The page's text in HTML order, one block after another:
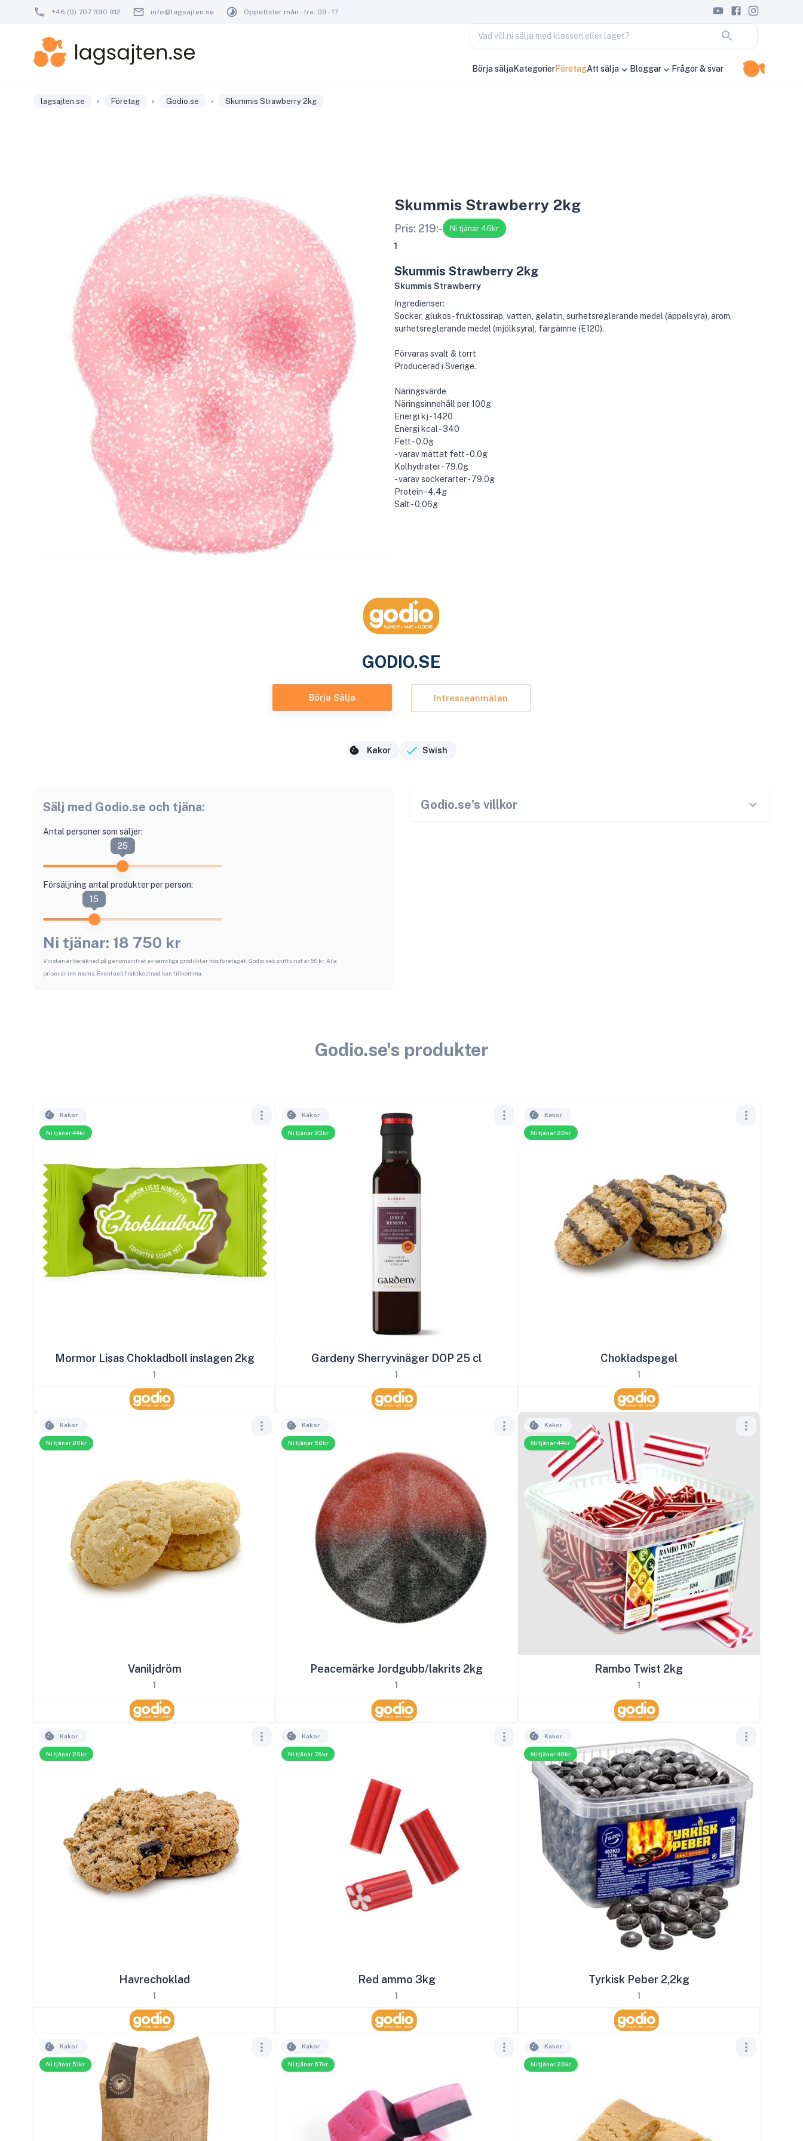
+46 (0) 707 390 912 info@lagsajten.se Öppettider mån - fre: 09 - 17
Vad vill ni sälja med klassen eller laget?
Börja säljaKategorierFöretagAtt sälja Bloggar Frågor & svar
lagsajten.se › Företag › Godio.se › Skummis Strawberry 2kg
Skummis Strawberry 2kg
Pris: 219:- Ni tjänar 46kr
1
Skummis Strawberry 2kg
Skummis Strawberry
Ingredienser:
Socker, glukos-fruktossirap, vatten, gelatin, surhetsreglerande medel (äppelsyra), arom,
surhetsreglerande medel (mjölksyra), färgämne (E120).
Förvaras svalt & torrt
Producerad i Sverige.
Näringsvärde
Näringsinnehåll per 100g
Energi kj - 1420
Energi kcal - 340
Fett - 0.0g
- varav mättat fett - 0.0g
Kolhydrater - 79.0g
- varav sockerarter - 79.0g
Protein - 4.4g
Salt - 0.06g
GODIO.SE
Börja Sälja Intresseanmälan
Kakor Swish
Sälj med Godio.se och tjäna:
Antal personer som säljer:
25
Försäljning antal produkter per person:
15
Ni tjänar: 18 750 kr
Vinsten är beräknad på genomsnittet av samtliga produkter hos företaget. Godio.se's snittvinst är 50 kr. Alla
priser är ink moms. Eventuell fraktkostnad kan tillkomma.
Godio.se's villkor
Godio.se's produkter
Ni tjänar 44kr
Kakor
Mormor Lisas Chokladboll inslagen 2kg
1
Ni tjänar 23kr
Kakor
Gardeny Sherryvinäger DOP 25 cl
1
Ni tjänar 20kr
Kakor
Chokladspegel
1
Ni tjänar 20kr
Kakor
Vaniljdröm
1
Ni tjänar 58kr
Kakor
Peacemärke Jordgubb/lakrits 2kg
1
Ni tjänar 44kr
Kakor
Rambo Twist 2kg
1
Ni tjänar 20kr
Kakor
Havrechoklad
1
Ni tjänar 76kr
Kakor
Red ammo 3kg
1
Ni tjänar 49kr
Kakor
Tyrkisk Peber 2,2kg
1
Ni tjänar 51kr
Kakor
Ni tjänar 67kr
Kakor
Ni tjänar 20kr
Kakor